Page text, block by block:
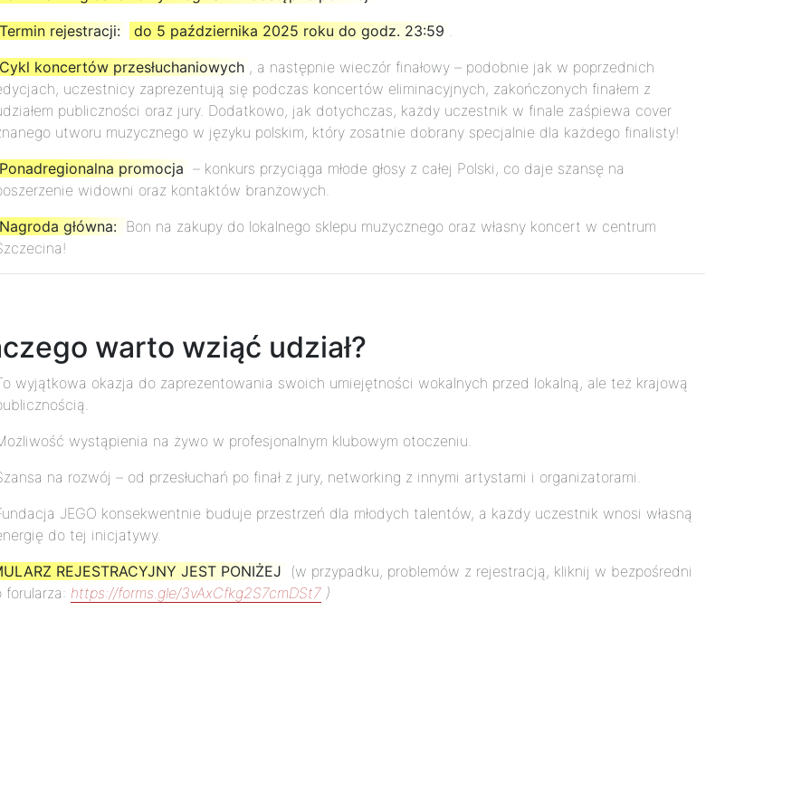
Termin rejestracji:
do 5 października 2025 roku do godz. 23:59 .
Cykl koncertów przesłuchaniowych , a następnie wieczór finałowy – podobnie jak w poprzednich
uczestnicy zaprezentują się podczas koncertów eliminacyjnych, zakończonych finałem z
publiczności oraz jury. Dodatkowo, jak dotychczas, każdy uczestnik w finale zaśpiewa cover
utworu muzycznego w języku polskim, który zosatnie dobrany specjalnie dla każdego finalisty!
Ponadregionalna promocja – konkurs przyciąga młode głosy z całej Polski, co daje szansę na
widowni oraz kontaktów branżowych.
Nagroda główna: Bon na zakupy do lokalnego sklepu muzycznego oraz własny koncert w centrum
warto wziąć udział?
wyjątkowa okazja do zaprezentowania swoich umiejętności wokalnych przed lokalną, ale też krajową
wystąpienia na żywo w profesjonalnym klubowym otoczeniu.
na rozwój – od przesłuchań po finał z jury, networking z innymi artystami i organizatorami.
JEGO konsekwentnie buduje przestrzeń dla młodych talentów, a każdy uczestnik wnosi własną
do tej inicjatywy.
REJESTRACYJNY JEST PONIŻEJ
(w przypadku, problemów z rejestracją, kliknij w bezpośredni
forularza: https://forms.gle/3vAxCfkg2S7cmDSt7 )